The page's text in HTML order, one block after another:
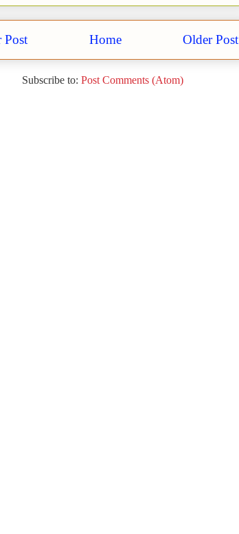
Post Older Post
Home
Subscribe to: Post Comments (Atom)